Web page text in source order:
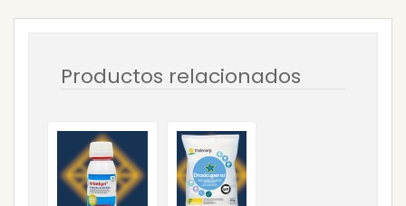
Productos relacionados